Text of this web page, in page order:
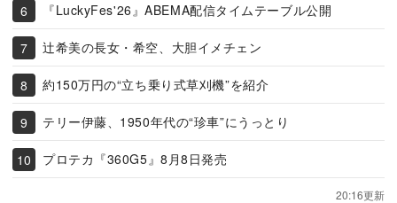
『LuckyFes'26』ABEMA配信タイムテーブル公開
辻希美の長女・希空、大胆イメチェン
約150万円の“立ち乗り式草刈機”を紹介
テリー伊藤、1950年代の“珍車”にうっとり
プロテカ『360G5』8月8日発売
20:16更新